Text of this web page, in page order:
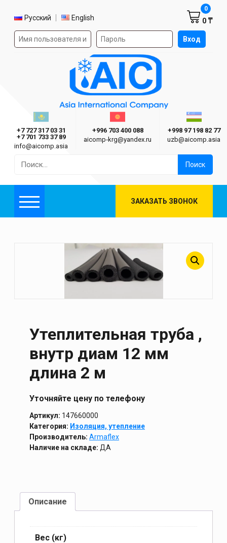
Выбор языка
Русский English
Форма авторизации на сайте Вход
0 ₸
0
Asia International Company
Казахстан г. Алматы
+7 727 317 03 31
+7 701 733 37 89
info@aicomp.asia
Киргизия г. Бишкек
+996 703 400 088
aicomp‑krg@yandex.ru
+998 97 198 82 77
uzb@aicomp.asia
Меню ЗАКАЗАТЬ ЗВОНОК
Утеплительная труба ,
внутр диам 12 мм
длина 2 м
Уточняйте цену по телефону
Артикул: 147660000
Категория: Изоляция, утепление
Производитель: Armaflex
Наличие на складе: ДА
Описание
Вес (кг)